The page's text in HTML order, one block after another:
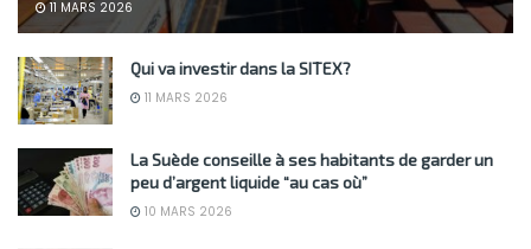
11 MARS 2026
Qui va investir dans la SITEX?
11 MARS 2026
La Suède conseille à ses habitants de garder un
peu d’argent liquide “au cas où”
10 MARS 2026